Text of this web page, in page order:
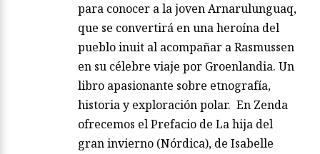
para conocer a la joven Arnarulunguaq,
que se convertirá en una heroína del
pueblo inuit al acompañar a Rasmussen
en su célebre viaje por Groenlandia. Un
libro apasionante sobre etnografía,
historia y exploración polar. En Zenda
ofrecemos el Prefacio de La hija del
gran invierno (Nórdica), de Isabelle